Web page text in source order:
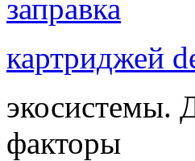
заправка
картриджей
экосистемы.
факторы